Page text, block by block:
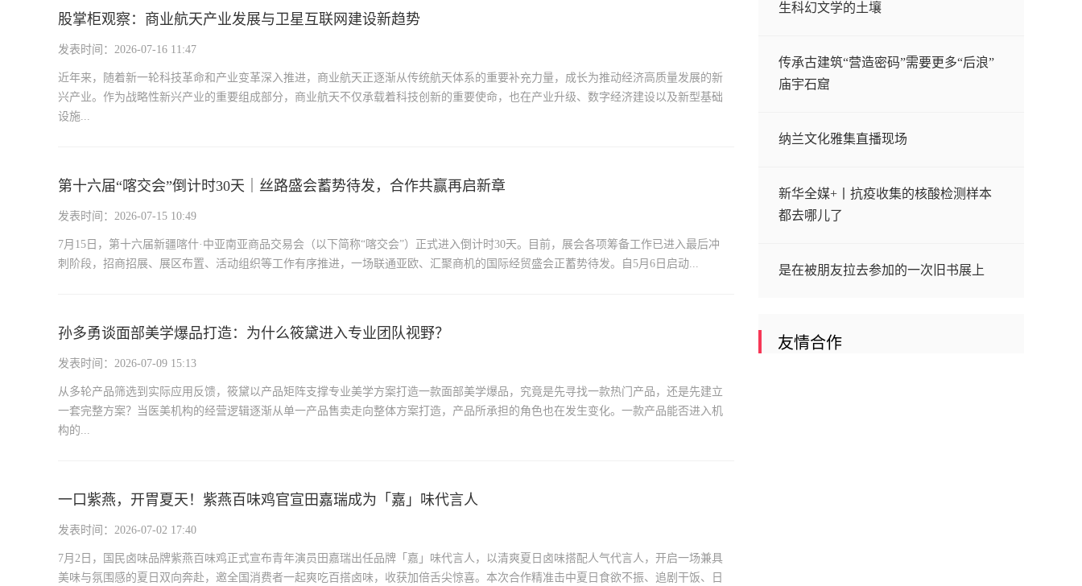
股掌柜观察：商业航天产业发展与卫星互联网建设新趋势
发表时间：2026-07-16 11:47
近年来，随着新一轮科技革命和产业变革深入推进，商业航天正逐渐从传统航天体系的重要补充力量，成长为推动经济高质量发展的新
兴产业。作为战略性新兴产业的重要组成部分，商业航天不仅承载着科技创新的重要使命，也在产业升级、数字经济建设以及新型基础
设施...
第十六届“喀交会”倒计时30天｜丝路盛会蓄势待发，合作共赢再启新章
发表时间：2026-07-15 10:49
7月15日，第十六届新疆喀什·中亚南亚商品交易会（以下简称“喀交会”）正式进入倒计时30天。目前，展会各项筹备工作已进入最后冲
刺阶段，招商招展、展区布置、活动组织等工作有序推进，一场联通亚欧、汇聚商机的国际经贸盛会正蓄势待发。自5月6日启动...
孙多勇谈面部美学爆品打造：为什么筱黛进入专业团队视野？
发表时间：2026-07-09 15:13
从多轮产品筛选到实际应用反馈，筱黛以产品矩阵支撑专业美学方案打造一款面部美学爆品，究竟是先寻找一款热门产品，还是先建立
一套完整方案？当医美机构的经营逻辑逐渐从单一产品售卖走向整体方案打造，产品所承担的角色也在发生变化。一款产品能否进入机
构的...
一口紫燕，开胃夏天！紫燕百味鸡官宣田嘉瑞成为「嘉」味代言人
发表时间：2026-07-02 17:40
7月2日，国民卤味品牌紫燕百味鸡正式宣布青年演员田嘉瑞出任品牌「嘉」味代言人，以清爽夏日卤味搭配人气代言人，开启一场兼具
美味与氛围感的夏日双向奔赴，邀全国消费者一起爽吃百搭卤味，收获加倍舌尖惊喜。本次合作精准击中夏日食欲不振、追剧干饭、日
生科幻文学的土壤
传承古建筑“营造密码”需要更多“后浪”
庙宇石窟
纳兰文化雅集直播现场
新华全媒+丨抗疫收集的核酸检测样本
都去哪儿了
是在被朋友拉去参加的一次旧书展上
友情合作